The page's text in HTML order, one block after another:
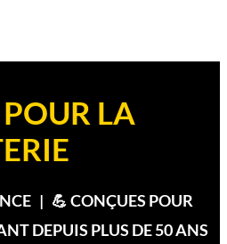
LA
| 💪CONÇUES POUR
DEPUIS PLUS DE 50 ANS